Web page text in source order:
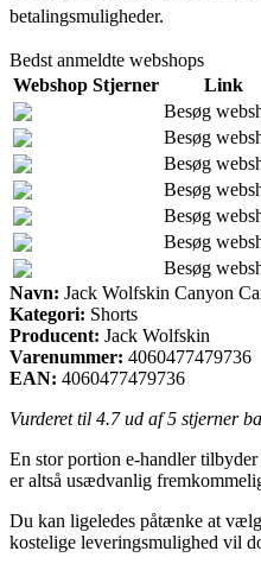
betalingsmuligheder.
Bedst anmeldte webshops
Webshop Stjerner
Link
Besøg
Besøg
Besøg
Besøg
Besøg
Besøg
Besøg
Navn: Jack Wolfskin Canyon
Kategori: Shorts
Producent: Jack Wolfskin
Varenummer: 4060477479736
EAN: 4060477479736
Vurderet til 4.7ud af 5 stjerner
En stor portion e-handler
er altså usædvanlig
Du kan ligeledes påtænke at
kostelige leveringsmulighed vil